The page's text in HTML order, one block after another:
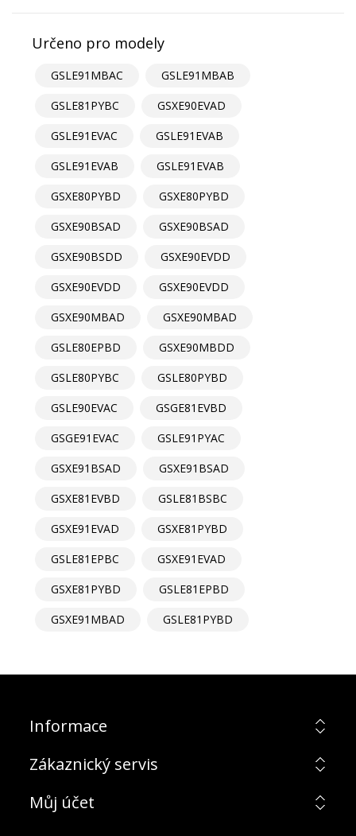
Určeno pro modely
GSLE91MBAC
GSLE91MBAB
GSLE81PYBC
GSXE90EVAD
GSLE91EVAC
GSLE91EVAB
GSLE91EVAB
GSLE91EVAB
GSXE80PYBD
GSXE80PYBD
GSXE90BSAD
GSXE90BSAD
GSXE90BSDD
GSXE90EVDD
GSXE90EVDD
GSXE90EVDD
GSXE90MBAD
GSXE90MBAD
GSLE80EPBD
GSXE90MBDD
GSLE80PYBC
GSLE80PYBD
GSLE90EVAC
GSGE81EVBD
GSGE91EVAC
GSLE91PYAC
GSXE91BSAD
GSXE91BSAD
GSXE81EVBD
GSLE81BSBC
GSXE91EVAD
GSXE81PYBD
GSLE81EPBC
GSXE91EVAD
GSXE81PYBD
GSLE81EPBD
GSXE91MBAD
GSLE81PYBD
Informace
Zákaznický servis
Můj účet